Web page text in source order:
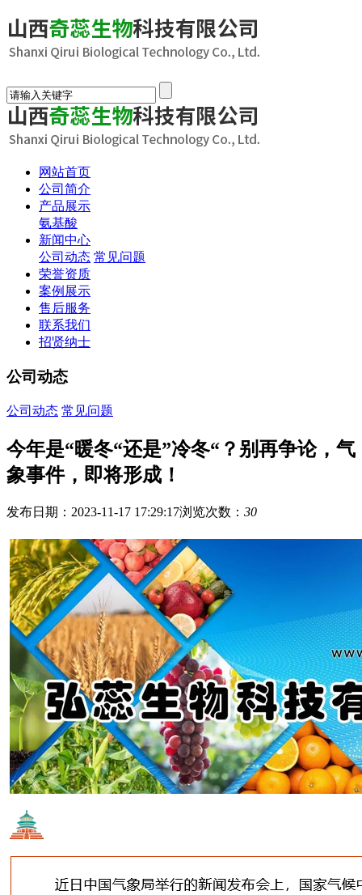
网站首页
公司简介
产品展示
氨基酸
新闻中心
公司动态 常见问题
荣誉资质
案例展示
售后服务
联系我们
招贤纳士
公司动态
公司动态 常见问题
今年是“暖冬“还是”冷冬“？别再争论，气
象事件，即将形成！
发布日期：2023-11-17 17:29:17浏览次数： 30